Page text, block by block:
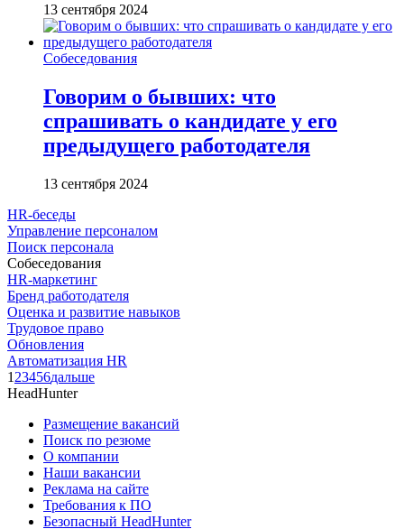
13 сентября 2024
Собеседования
Говорим о бывших: что
спрашивать о кандидате у его
предыдущего работодателя
13 сентября 2024
HR-беседы
Управление персоналом
Поиск персонала
Собеседования
HR-маркетинг
Бренд работодателя
Оценка и развитие навыков
Трудовое право
Обновления
Автоматизация HR
1 23456дальше
HeadHunter
Размещение вакансий
Поиск по резюме
О компании
Наши вакансии
Реклама на сайте
Требования к ПО
Безопасный HeadHunter